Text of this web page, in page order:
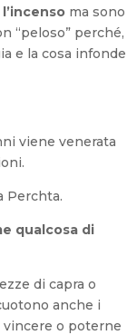
ma sono
“peloso” perché,
e la cosa infonde
viene venerata
Perchta.
qualcosa di
di capra o
anche i
o poterne